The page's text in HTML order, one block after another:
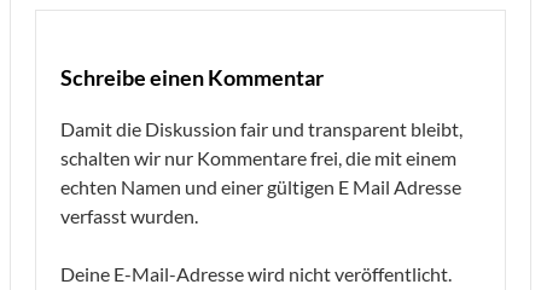
Schreibe einen Kommentar
Damit die Diskussion fair und transparent bleibt,
schalten wir nur Kommentare frei, die mit einem
echten Namen und einer gültigen E Mail Adresse
verfasst wurden.
Deine E-Mail-Adresse wird nicht veröffentlicht.